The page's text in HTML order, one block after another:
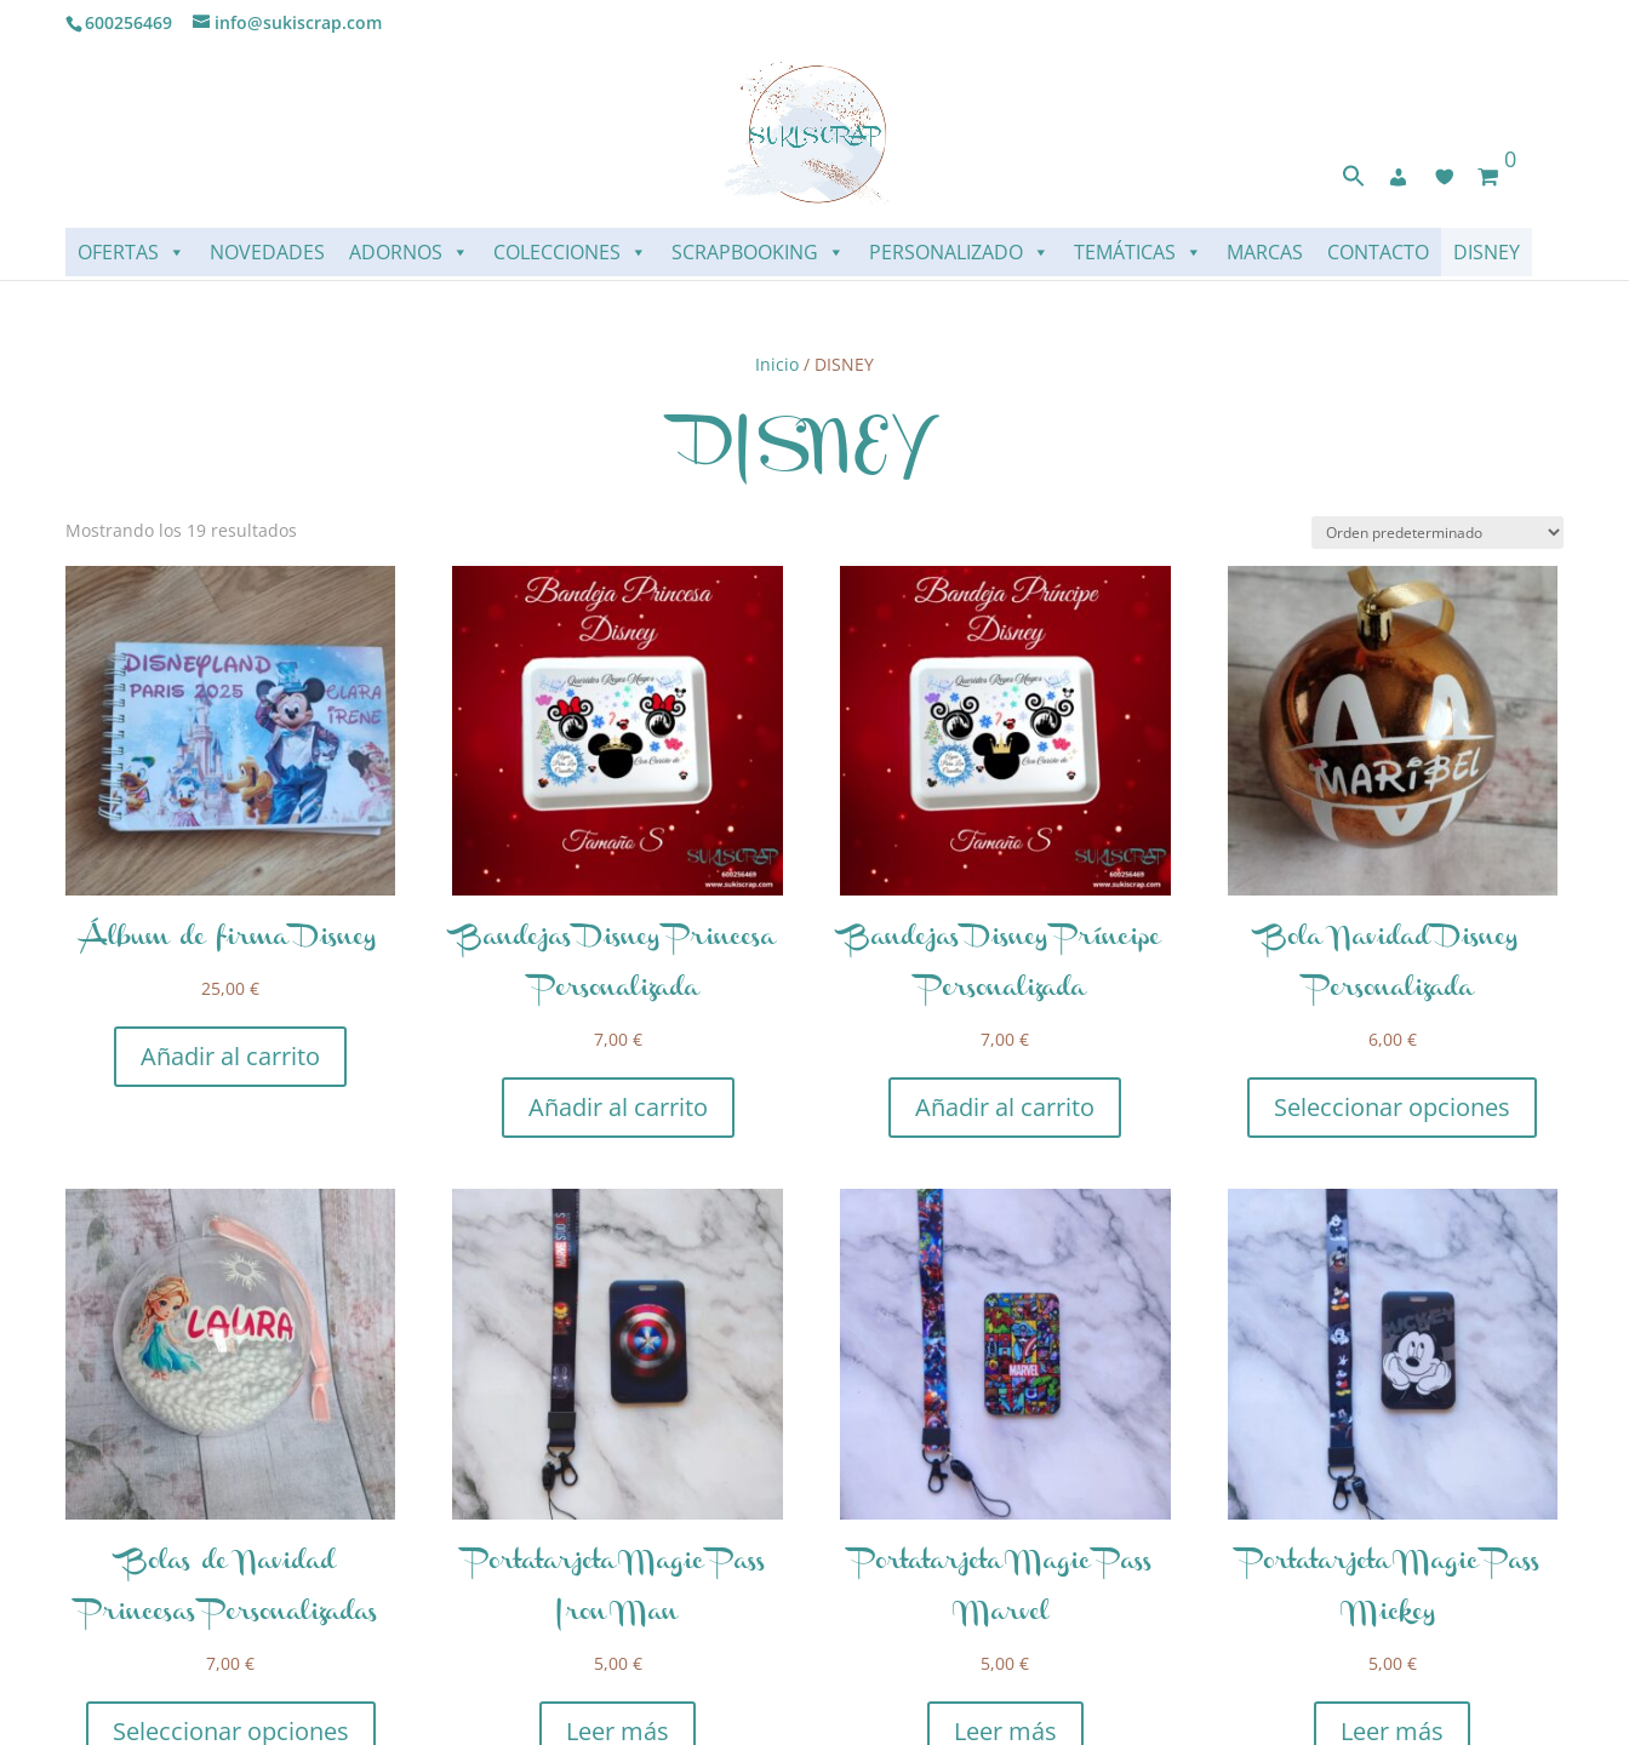
600256469 info@sukiscrap.com
0
OFERTAS NOVEDADES ADORNOS COLECCIONES SCRAPBOOKING PERSONALIZADO TEMÁTICAS MARCAS CONTACTO DISNEY
Inicio / DISNEY
DISNEY
Mostrando los 19 resultados
Álbum de firma Disney
25,00€
Añadir al carrito
Bandejas Disney Princesa
Personalizada
7,00 €
Añadir al carrito
Bandejas Disney Príncipe
Personalizada
7,00€
Añadir al carrito
Bola Navidad Disney
Personalizada
6,00 €
Seleccionar opciones
Bolas de Navidad
Princesas Personalizadas
7,00€
Seleccionar opciones
Portatarjeta Magic Pass
Iron Man
5,00 €
Leer más
Portatarjeta Magic Pass
Marvel
5,00€
Leer más
Portatarjeta Magic Pass
Mickey
5,00 €
Leer más